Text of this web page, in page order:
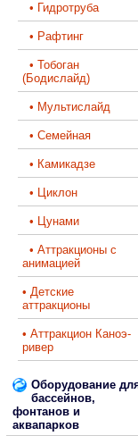
• Гидротруба
• Рафтинг
• Тобоган
(Бодислайд)
• Мультислайд
• Семейная
• Камикадзе
• Циклон
• Цунами
• Аттракционы с
анимацией
• Детские
аттракционы
• Аттракцион Каноэ-
ривер
Оборудование
бассейнов,
фонтанов и
аквапарков